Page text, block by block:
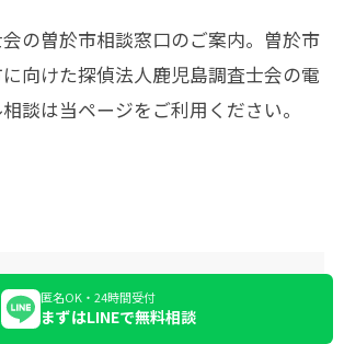
の曽於市相談窓口のご案内。曽於市
向けた探偵法人鹿児島調査士会の電
談は当ページをご利用ください。
匿名OK・24時間受付
まずはLINEで無料相談